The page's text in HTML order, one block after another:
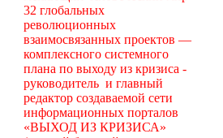
32 глобальных
революционных
взаимосвязанных проектов —
комплексного системного
плана по выходу из кризиса -
руководитель и главный
редактор создаваемой сети
информационных порталов
«ВЫХОД ИЗ КРИЗИСА»